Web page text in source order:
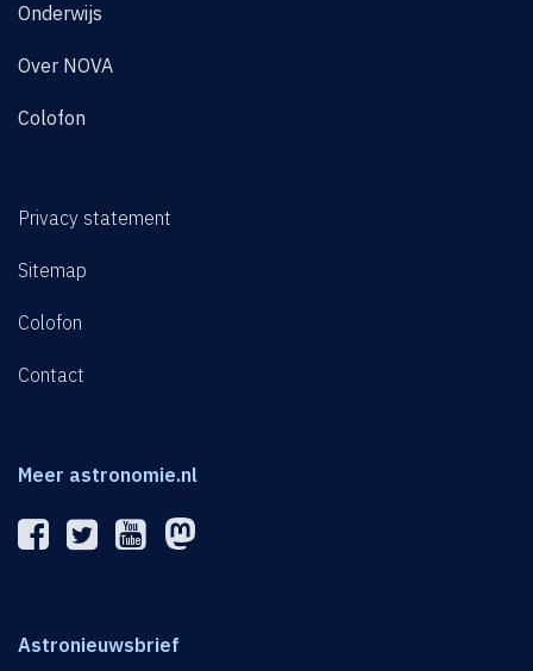
Onderwijs
Over NOVA
Colofon
Privacy statement
Sitemap
Colofon
Contact
Meer astronomie.nl
Astronieuwsbrief